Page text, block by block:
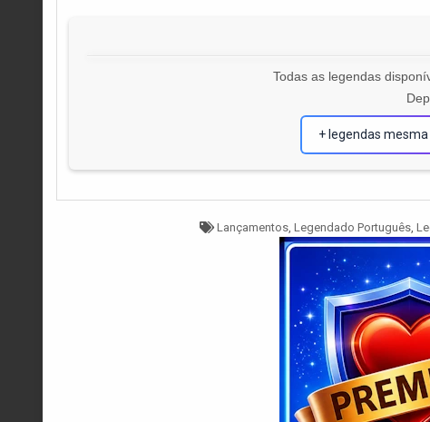
Todas as legendas
+ legendas mesma
Tagged
Lançamentos, Legendado Português,